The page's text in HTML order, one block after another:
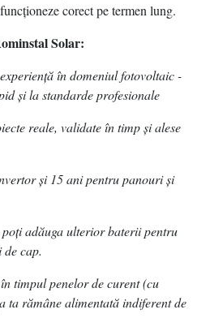
corect pe termen lung.
Solar:
în domeniul fotovoltaic -
şi la standarde profesionale
reale, validate în timp şi alese
şi 15 ani pentru panouri şi
poţi adăuga ulterior baterii pentru
cap.
timpul penelor de curent (cu
ta rămâne alimentată indiferent de